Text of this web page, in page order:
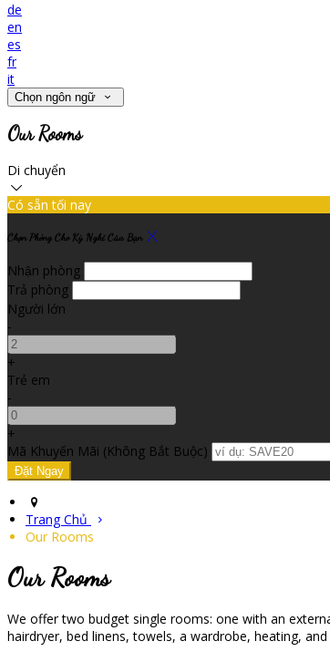
de
en
es
fr
it
Chọn ngôn ngữ
Our Rooms
Di chuyển
Có sẵn tối nay
Chọn Phòng Cho Kỳ Nghỉ Của Bạn
Nhận phòng
Trả phòng
Người lớn
-
+
Trẻ em
-
+
Mã Khuyến Mãi (Không Bắt Buộc)
Trang Chủ
Our Rooms
Our Rooms
We offer two budget single rooms: one with an
hairdryer, bed linens, towels, a wardrobe, heating, and